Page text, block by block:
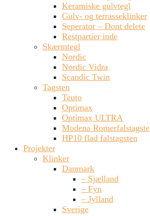
Keramiske gulvtegl
Gulv- og terrasseklinker
Seperator – Dont delete
Restpartier inde
Skærmtegl
Nordic
Nordic Vidra
Scandic Twin
Tagsten
Teuto
Optimax
Optimax ULTRA
Modena
HP10 flad falstagsten
Projekter
Klinker
Danmark
– Sjælland
– Fyn
– Jylland
Sverige